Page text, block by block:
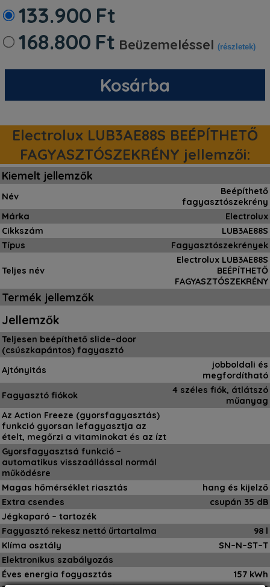
133.900 Ft
168.800 Ft Beüzemeléssel (részletek)
Kosárba
Electrolux LUB3AE88S BEÉPÍTHETŐ
FAGYASZTÓSZEKRÉNY jellemzői:
Kiemelt jellemzők
Név
Beépíthető
fagyasztószekrény
Márka
Electrolux
Cikkszám
LUB3AE88S
Típus
Fagyasztószekrények
Teljes név
Electrolux LUB3AE88S
BEÉPÍTHETŐ
FAGYASZTÓSZEKRÉNY
Termék jellemzők
Jellemzők
Teljesen beépíthető slide–door
(csúszkapántos) fagyasztó
Ajtónyitás
jobboldali és
megfordítható
Fagyasztó fiókok
4 széles fiók, átlátszó
műanyag
Az Action Freeze (gyorsfagyasztás)
funkció gyorsan lefagyasztja az
ételt, megőrzi a vitaminokat és az ízt
Gyorsfagyasztsá funkció –
automatikus visszaállással normál
működésre
Magas hőmérséklet riasztás
hang és kijelző
Extra csendes
csupán 35 dB
Jégkaparó – tartozék
Fagyasztó rekesz nettó űrtartalma
98 l
Klíma osztály
SN–N–ST–T
Elektronikus szabályozás
Éves energia fogyasztás
157 kWh